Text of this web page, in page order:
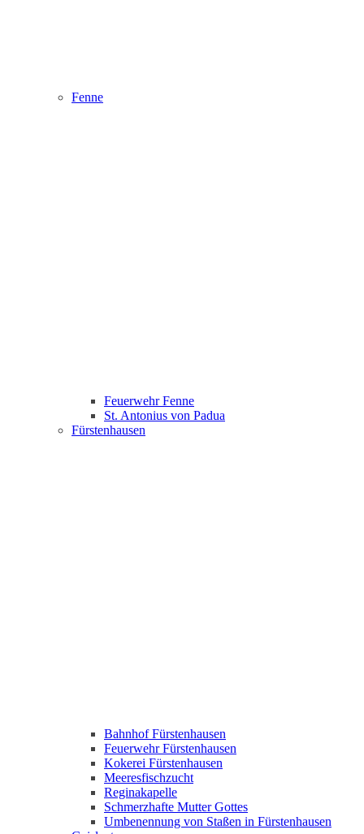
Fenne
Feuerwehr Fenne
St. Antonius von Padua
Fürstenhausen
Bahnhof Fürstenhausen
Feuerwehr Fürstenhausen
Kokerei Fürstenhausen
Meeresfischzucht
Reginakapelle
Schmerzhafte Mutter Gottes
Umbenennung von Staßen in Fürstenhausen